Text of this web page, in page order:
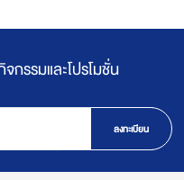
กรรมและโปรโมชั่น
ลงทะเบียน